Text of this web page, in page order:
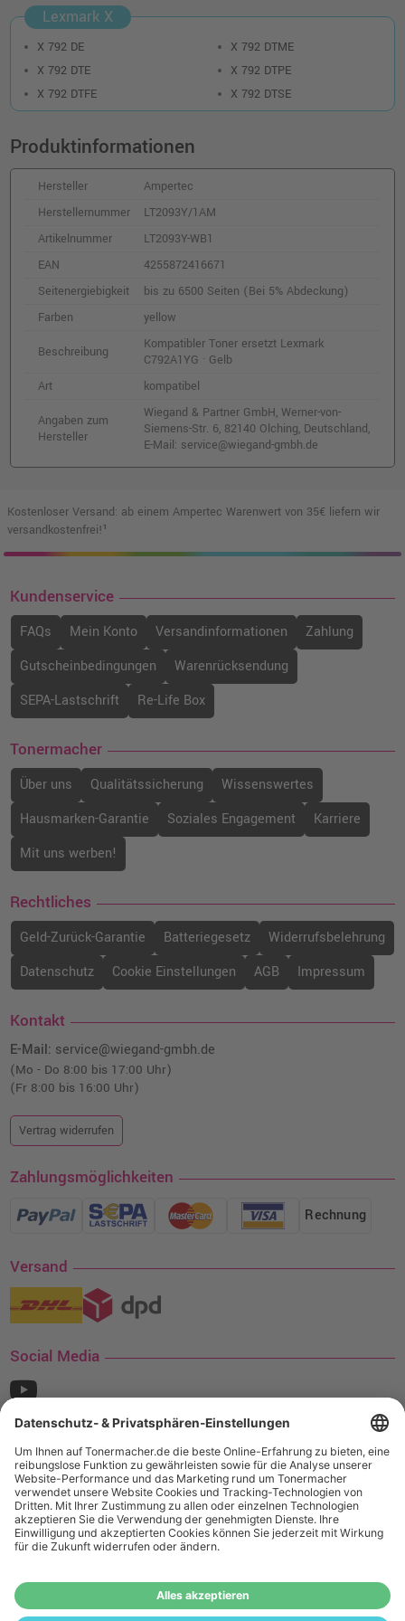
C792X1KG · Schwarz
o. MwSt.
Kompatibler Toner ersetzt Lexmark
o. MwSt.98,31 €
116,99 €
inkl. MwSt.zzgl. Versand
shopping_cart
Kompatibler Toner ersetzt Lexmark
273,99 €
Kompatibler Toner ersetzt Lexmark
C792X1CG · Cyan
486,55 €
578,99 €
inkl. MwSt.zzgl. Versand
shopping_cart
o. MwSt. 230,24 €
inkl. MwSt.zzgl. Versand
Kompatibler Toner ersetzt Lexmark
C792A1CG · Cyan
59,50 €
inkl. MwSt.
276,98 €
zzgl. Versand
C792X1YG · Gelb
63,88 €
inkl. MwSt.zzgl. Versand
shopping_cart
Lexmark X
X 792 DE
X 792 DTE
X 792 DTFE
X 792 DTME
X 792 DTPE
X 792 DTSE
Produktinformationen
Hersteller
Ampertec
Herstellernummer
LT2093Y/1AM
Artikelnummer
LT2093Y-WB1
EAN
4255872416671
Seitenergiebigkeit
bis zu 6500 Seiten (Bei 5% Abdeckung)
Farben
yellow
Beschreibung
Kompatibler Toner ersetzt Lexmark
C792A1YG · Gelb
Art
kompatibel
Angaben zum
Hersteller
Wiegand & Partner GmbH, Werner-von-
Siemens-Str. 6, 82140 Olching, Deutschland,
E-Mail: service@wiegand-gmbh.de
Kostenloser Versand: ab einem Ampertec Warenwert von 35€ liefern wir
versandkostenfrei!¹
Kundenservice
FAQs Mein Konto Versandinformationen
Zahlung
Gutscheinbedingungen
Warenrücksendung
SEPA-Lastschrift
Re-Life Box
Tonermacher
Über uns Qualitätssicherung
Wissenswertes
Hausmarken-Garantie
Soziales Engagement
Karriere
Mit uns werben!
Rechtliches
Geld-Zurück-Garantie Batteriegesetz
Widerrufsbelehrung
Datenschutz
Cookie Einstellungen AGB Impressum
Kontakt
E-Mail: service@wiegand-gmbh.de
(Mo - Do 8:00 bis 17:00 Uhr)
(Fr 8:00 bis 16:00 Uhr)
Vertrag widerrufen
Zahlungsmöglichkeiten
Rechnung
Versand
Social Media
¹ Nur gültig für den Versand innerhalb Deutschlands. Befindet sich ein Warenwert
von mindestens 35€ (inkl. Mwst.) an Ampertec Artikeln in Ihrem Warenkorb, ist der
Versand für Sie kostenfrei.